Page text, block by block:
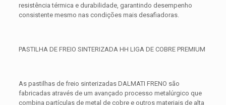
resistência térmica e durabilidade, garantindo desempenho
consistente mesmo nas condições mais desafiadoras.
PASTILHA DE FREIO SINTERIZADA HH LIGA DE COBRE PREMIUM
As pastilhas de freio sinterizadas DALMATI FRENO são
fabricadas através de um avançado processo metalúrgico que
combina partículas de metal de cobre e outros materiais de alta